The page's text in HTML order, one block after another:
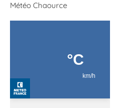
Météo Chaource